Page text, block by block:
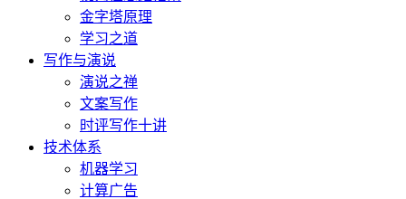
金字塔原理
学习之道
写作与演说
演说之禅
文案写作
时评写作十讲
技术体系
机器学习
计算广告